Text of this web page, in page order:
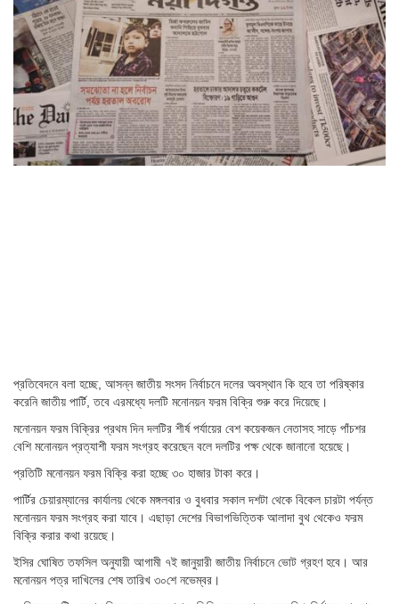
প্রতিবেদনে বলা হচ্ছে, আসন্ন জাতীয় সংসদ নির্বাচনে দলের অবস্থান কি হবে তা পরিষ্কার
করেনি জাতীয় পার্টি, তবে এরমধ্যে দলটি মনোনয়ন ফরম বিক্রি শুরু করে দিয়েছে।
মনোনয়ন ফরম বিক্রির প্রথম দিন দলটির শীর্ষ পর্যায়ের বেশ কয়েকজন নেতাসহ সাড়ে পাঁচশর
বেশি মনোনয়ন প্রত্যাশী ফরম সংগ্রহ করেছেন বলে দলটির পক্ষ থেকে জানানো হয়েছে।
প্রতিটি মনোনয়ন ফরম বিক্রি করা হচ্ছে ৩০ হাজার টাকা করে।
পার্টির চেয়ারম্যানের কার্যালয় থেকে মঙ্গলবার ও বুধবার সকাল দশটা থেকে বিকেল চারটা পর্যন্ত
মনোনয়ন ফরম সংগ্রহ করা যাবে। এছাড়া দেশের বিভাগভিত্তিক আলাদা বুথ থেকেও ফরম
বিক্রি করার কথা রয়েছে।
ইসির ঘোষিত তফসিল অনুযায়ী আগামী ৭ই জানুয়ারী জাতীয় নির্বাচনে ভোট গ্রহণ হবে। আর
মনোনয়ন পত্র দাখিলের শেষ তারিখ ৩০শে নভেম্বর।